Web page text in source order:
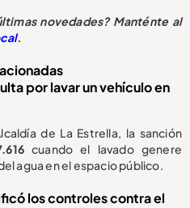
novedades? Manténte al
.
por lavar un vehículo en
de La Estrella, la sanción
cuando el lavado genere
agua en el espacio público.
los controles contra el